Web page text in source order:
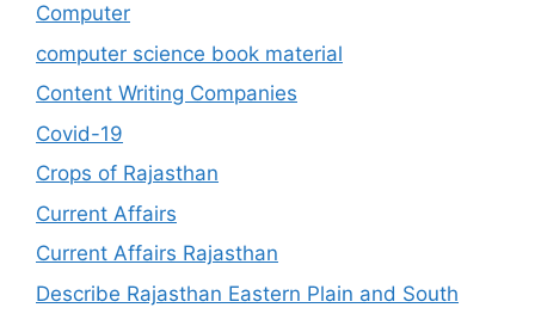
Computer
computer science book material
Content Writing Companies
Covid-19
Crops of Rajasthan
Current Affairs
Current Affairs Rajasthan
Describe Rajasthan Eastern Plain and South